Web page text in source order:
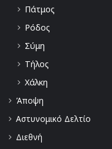
Πάτμος
Ρόδος
Σύμη
Τήλος
Χάλκη
Άποψη
Αστυνομικό Δελτίο
Διεθνή